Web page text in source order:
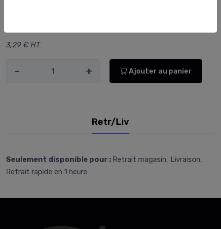
3,29 € HT
- + Ajouter au panier
Retr/Liv
Seulement disponible pour : Retrait magasin, Livraison,
Retrait rapide en 1 heure